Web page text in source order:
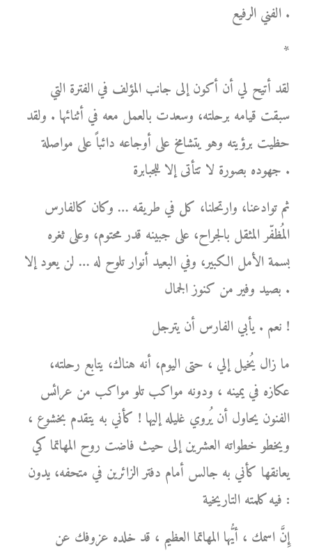
الفني الرفيع .
*
لقد أتيح لي أن أكون إلى جانب المؤلف في الفترة التي
سبقت قيامه برحلته، وسعدت بالعمل معه في أثنائها . ولقد
حظيت برؤيته وهو يتشامخ على أوجاعه دائباً على مواصلة
جهوده بصورة لا تتأتى إلا للجبابرة .
ثم توادعنا، وارتحلنا، كل في طريقه … وكان كالفارس
المُظفّر المثقل بالجراح، على جبينه قدر محتوم، وعلى ثغره
بسمة الأمل الكبير، وفي البعيد أنوار تلوح له … لن يعود إلا
بصيد وفير من كنوز الجمال .
نعم . يأبي الفارس أن يترجل !
ما زال يُخيل إلي ، حتى اليوم، أنه هناك، يتابع رحلته،
عكازه في يمينه ، ودونه مواكب تلو مواكب من عرائس
الفنون يحاول أن يُروي غليله إليها ! كأني به يتقدم بخشوع ،
ويخطو خطواته العشرين إلى حيث فاضت روح المهاتما كي
يعانقها كأني به جالس أمام دفتر الزائرين في متحفه، يدون
فيه كلمته التاريخية :
إِنَّ اسمك ، أيُّها المهاتما العظيم ، قد خلده عزوفك عن